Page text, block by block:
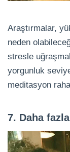
Araştırmalar,
neden
stresle
yorgunluk
meditasyon
7. Daha